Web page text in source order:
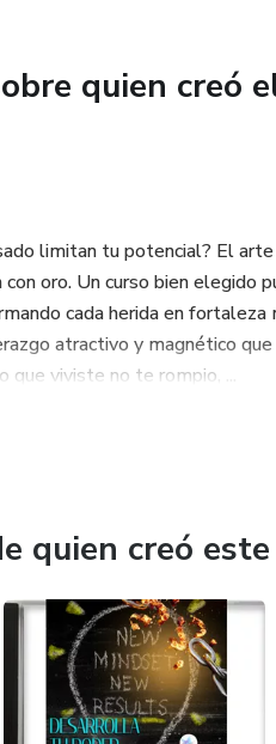
ahora y empieza a
quien creó
limitan tu potencial? El
oro. Un curso bien elegido
cada herida en
atractivo y magnético
viviste no te rompio, ...
quien creó